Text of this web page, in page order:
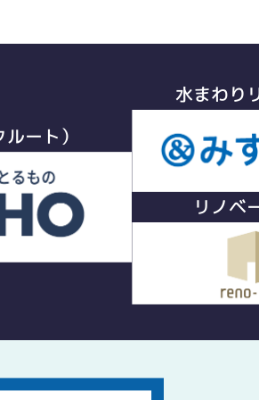
ート）
水まわり
リノベ